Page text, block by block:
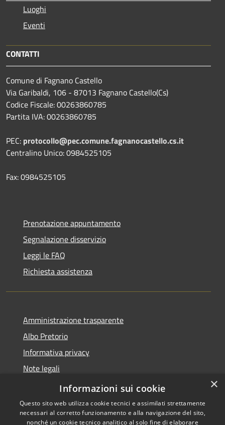
Luoghi
Eventi
CONTATTI
Comune di Fagnano Castello
Via Garibaldi, 106 - 87013 Fagnano Castello(Cs)
Codice Fiscale: 00263860785
Partita IVA: 00263860785
PEC: protocollo@pec.comune.fagnanocastello.cs.it
Centralino Unico: 0984525105
Fax: 0984525105
Prenotazione appuntamento
Segnalazione disservizio
Leggi le FAQ
Richiesta assistenza
Amministrazione trasparente
Albo Pretorio
Informativa privacy
Note legali
Dichiarazione di accessibilità
×
Informazioni sui cookie
Questo sito web utilizza cookie tecnici e assimilati strettamente
necessari al corretto funzionamento e alla navigazione del sito,
nonché un cookie tecnico analitico al solo fine di elaborare